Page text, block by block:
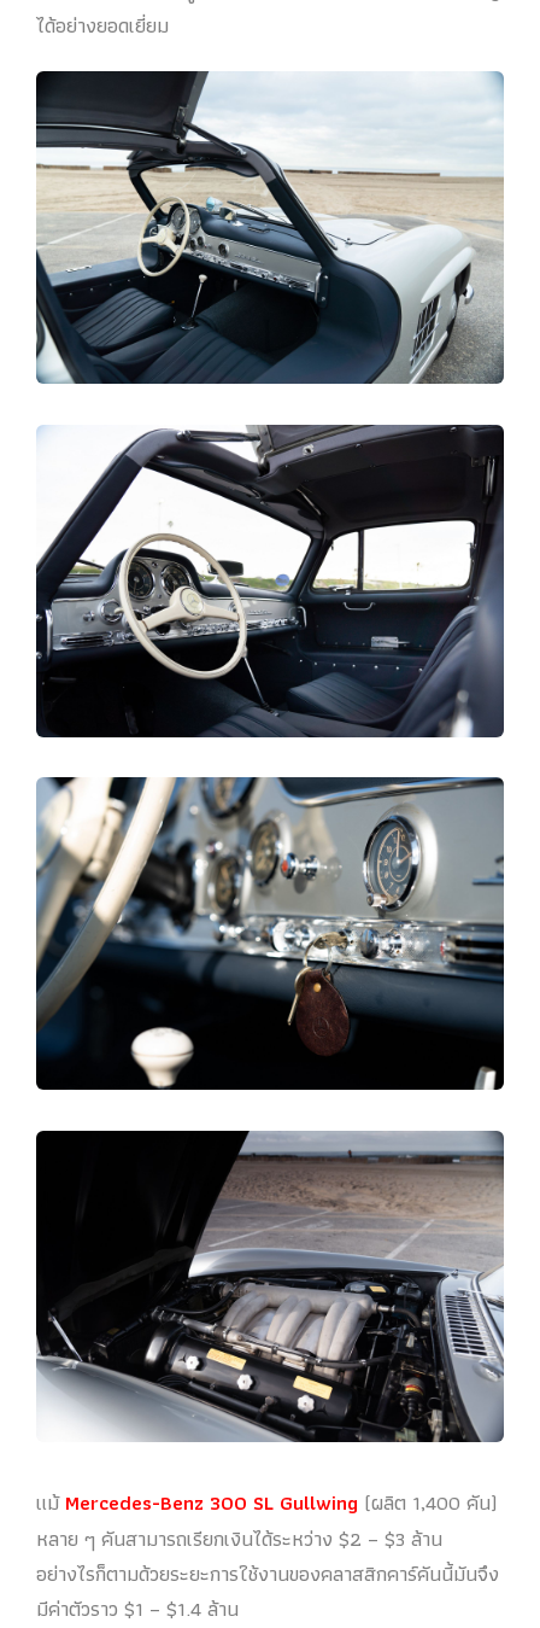
ได้อย่างยอดเยี่ยม
แม้Mercedes-Benz 300 SL Gullwing (ผลิต 1,400 คัน)
หลาย ๆ คันสามารถเรียกเงินได้ระหว่าง $2 – $3 ล้าน
อย่างไรก็ตามด้วยระยะการใช้งานของคลาสสิกคาร์คันนี้มันจึง
มีค่าตัวราว $1 – $1.4 ล้าน